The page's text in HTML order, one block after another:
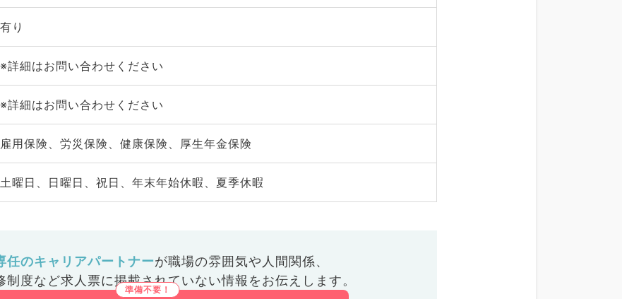
有り
※詳細はお問い合わせください
※詳細はお問い合わせください
雇用保険、労災保険、健康保険、厚生年金保険
土曜日、日曜日、祝日、年末年始休暇、夏季休暇
任のキャリアパートナーが職場の雰囲気や人間関係、
制度など求人票に掲載されていない情報をお伝えします。